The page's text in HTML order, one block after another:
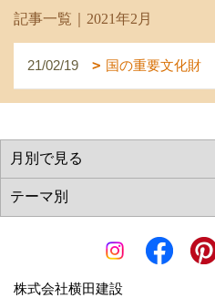
記事一覧｜2021年2月
21/02/19 国の重要文化財
株式会社横田建設